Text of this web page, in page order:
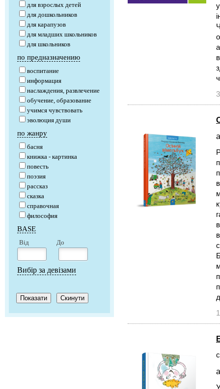
для взрослых детей
для дошкольников
для карапузов
для младших школьников
для школьников
по предназначению
воспитание
информация
наслаждения, развлечение
обучение, образование
учимся чувствовать
эволюция души
по жанру
басня
книжка - картинка
повесть
поэзия
рассказ
сказка
справочная
философия
BASE
Від До
Вибір за девізами